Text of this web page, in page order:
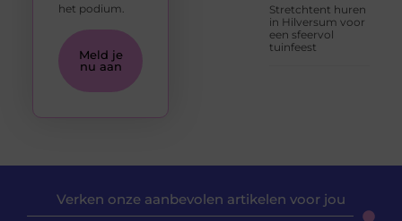
Stretchtent huren
in Hilversum voor
een sfeervol
tuinfeest
het podium.
Meld je
nu aan
Verken onze aanbevolen artikelen voor jou